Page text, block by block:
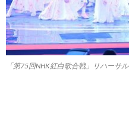
「第75回NHK紅白歌合戦」リハーサル